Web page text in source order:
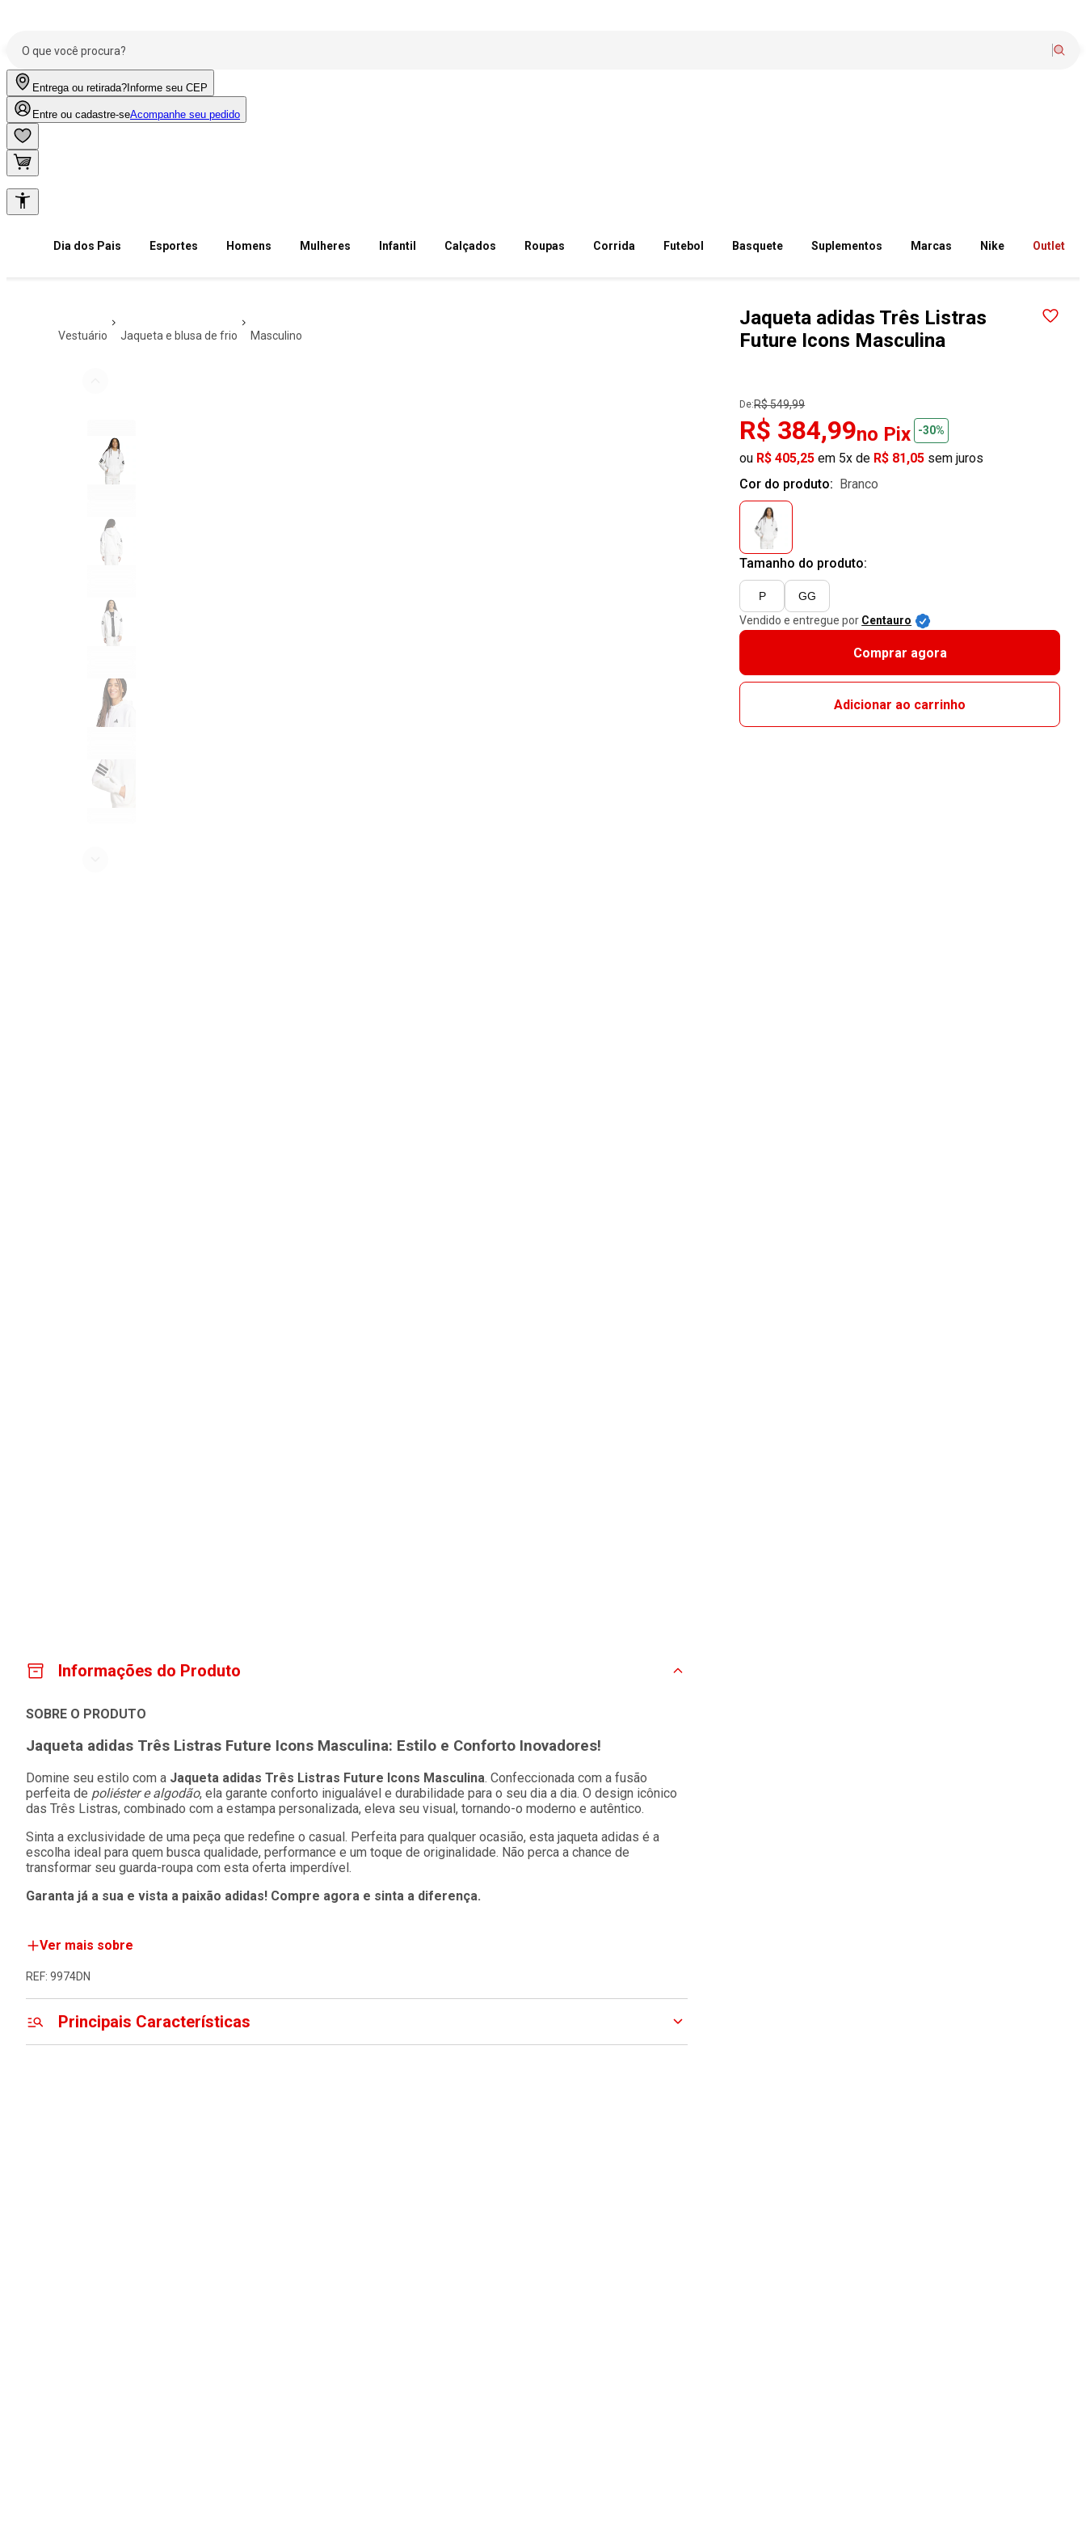
Entrega ou retirada? Informe seu CEP
Entre ou cadastre-seAcompanhe seu pedido
Dia dos Pais Esportes Homens Mulheres Infantil Calçados Roupas Corrida Futebol Basquete Suplementos Marcas Nike Outlet
vestuário jaqueta e blusa de frio masculino
Jaqueta adidas Três Listras
Future Icons Masculina
De:R$ 549,99
R$ 384,99no Pix -30%
ou R$ 405,25 em 5x de R$ 81,05 sem juros
Cor do produto:
branco
Tamanho do produto:
P
GG
Vendido e entregue por Centauro
Comprar agora
Adicionar ao carrinho
Informações do Produto
SOBRE O PRODUTO
Jaqueta adidas Três Listras Future Icons Masculina: Estilo e Conforto Inovadores!
Domine seu estilo com a Jaqueta adidas Três Listras Future Icons Masculina. Confeccionada com a fusão
perfeita de poliéster e algodão, ela garante conforto inigualável e durabilidade para o seu dia a dia. O design icônico
das Três Listras, combinado com a estampa personalizada, eleva seu visual, tornando-o moderno e autêntico.
Sinta a exclusividade de uma peça que redefine o casual. Perfeita para qualquer ocasião, esta jaqueta adidas é a
escolha ideal para quem busca qualidade, performance e um toque de originalidade. Não perca a chance de
transformar seu guarda-roupa com esta oferta imperdível.
Garanta já a sua e vista a paixão adidas! Compre agora e sinta a diferença.
Ver mais sobre
REF: 9974DN
Principais Características